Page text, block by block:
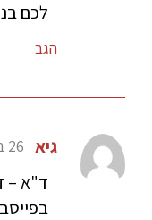
לכם
הגב
גיא 26 באוגוסט 2009 7:02
ד"א –